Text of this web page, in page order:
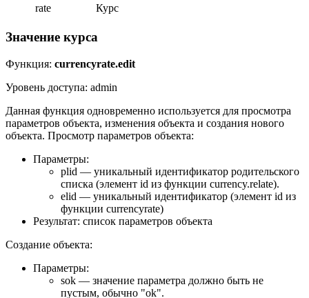
rate
Курс
Значение курса
Функция: currencyrate.edit
Уровень доступа: admin
Данная функция одновременно используется для просмотра
параметров объекта, изменения объекта и создания нового
объекта. Просмотр параметров объекта:
Параметры:
plid — уникальный идентификатор родительского
списка (элемент id из функции currency.relate).
elid — уникальный идентификатор (элемент id из
функции currencyrate)
Результат: список параметров объекта
Создание объекта:
Параметры:
sok — значение параметра должно быть не
пустым, обычно "ok".